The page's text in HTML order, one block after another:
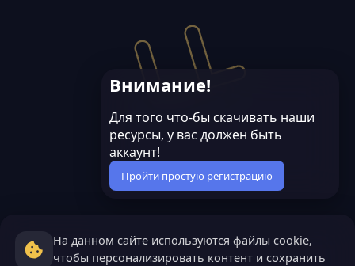
Внимание!
Для того что-бы скачивать наши
ресурсы, у вас должен быть
аккаунт!
Пройти простую регистрацию
На данном сайте используются файлы cookie,
чтобы персонализировать контент и сохранить